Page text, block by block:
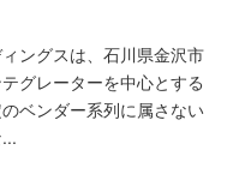
ングスは、石川県金沢市
グレーターを中心とする
ベンダー系列に属さない